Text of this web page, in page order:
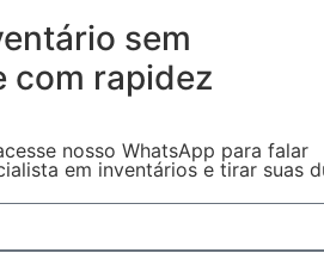
sem
com rapidez
nosso WhatsApp para falar
em inventários e tirar suas